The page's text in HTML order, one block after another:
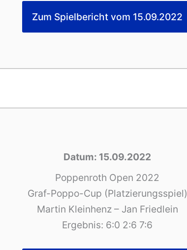
Zum Spielbericht vom 15.09.2022
Datum: 15.09.2022
Poppenroth Open 2022
Graf-Poppo-Cup (Platzierungsspiel)
Martin Kleinhenz – Jan Friedlein
Ergebnis: 6:0 2:6 7:6